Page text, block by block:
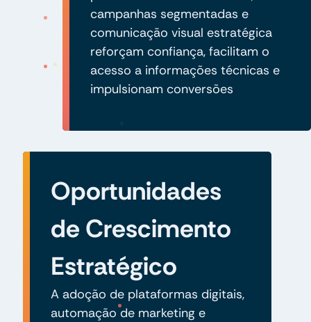
campanhas segmentadas e
comunicação visual estratégica
reforçam confiança, facilitam o
acesso a informações técnicas e
impulsionam conversões
Oportunidades
de Crescimento
Estratégico
A adoção de plataformas digitais,
automação de marketing e